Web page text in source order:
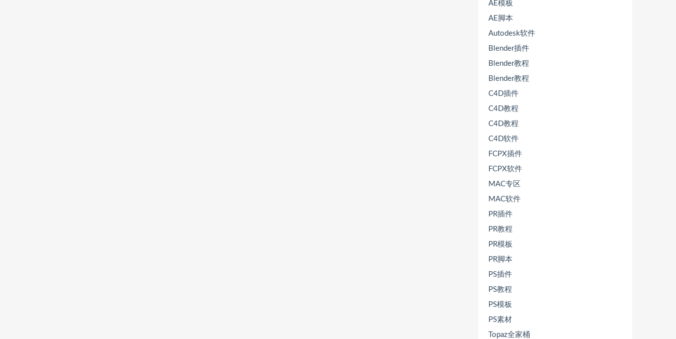
AE模板
AE脚本
Autodesk软件
Blender插件
Blender教程
Blender教程
C4D插件
C4D教程
C4D教程
C4D软件
FCPX插件
FCPX软件
MAC专区
MAC软件
PR插件
PR教程
PR模板
PR脚本
PS插件
PS教程
PS模板
PS素材
Topaz全家桶